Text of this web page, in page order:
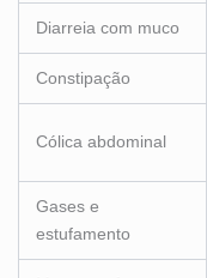
Diarreia com muco
Constipação
Cólica abdominal
Gases e
estufamento